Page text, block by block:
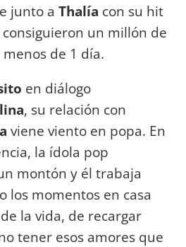
junto a Thalía con su hit
consiguieron un millón de
de 1 día.
en diálogo
, su relación con
viene viento en popa. En
la ídola pop
montón y él trabaja
los momentos en casa
la vida, de recargar
tener esos amores que